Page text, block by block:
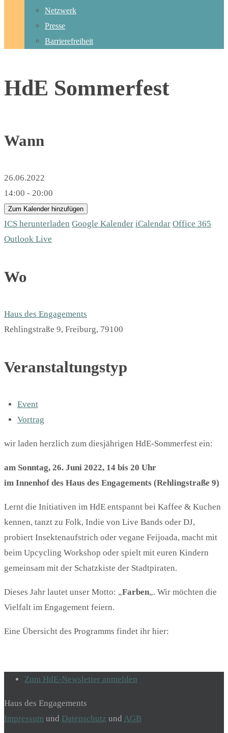
Netzwerk
Presse
Barrierefreiheit
HdE Sommerfest
Wann
26.06.2022
14:00 - 20:00
Zum Kalender hinzufügen
ICS herunterladen Google Kalender iCalendar Office 365
Outlook Live
Wo
Haus des Engagements
Rehlingstraße 9, Freiburg, 79100
Veranstaltungstyp
Event
Vortrag
wir laden herzlich zum diesjährigen HdE-Sommerfest ein:
am Sonntag, 26. Juni 2022, 14 bis 20 Uhr
im Innenhof des Haus des Engagements (Rehlingstraße 9)
Lernt die Initiativen im HdE entspannt bei Kaffee & Kuchen
kennen, tanzt zu Folk, Indie von Live Bands oder DJ,
probiert Insektenaufstrich oder vegane Feijoada, macht mit
beim Upcycling Workshop oder spielt mit euren Kindern
gemeinsam mit der Schatzkiste der Stadtpiraten.
Dieses Jahr lautet unser Motto: „Farben„. Wir möchten die
Vielfalt im Engagement feiern.
Eine Übersicht des Programms findet ihr hier:
Zum HdE-Newsletter anmelden
Haus des Engagements
Impressum und Datenschutz und AGB